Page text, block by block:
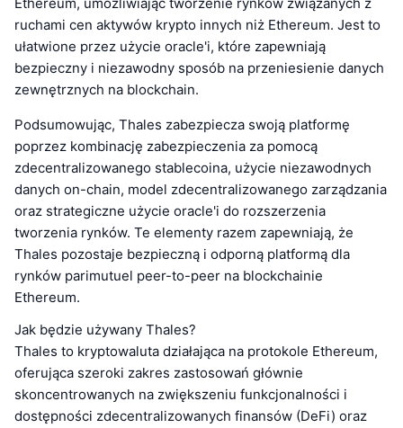
ruchami cen aktywów krypto innych niż Ethereum. Jest to
ułatwione przez użycie oracle'i, które zapewniają
bezpieczny i niezawodny sposób na przeniesienie danych
zewnętrznych na blockchain.
Podsumowując, Thales zabezpiecza swoją platformę
poprzez kombinację zabezpieczenia za pomocą
zdecentralizowanego stablecoina, użycie niezawodnych
danych on-chain, model zdecentralizowanego zarządzania
oraz strategiczne użycie oracle'i do rozszerzenia
tworzenia rynków. Te elementy razem zapewniają, że
Thales pozostaje bezpieczną i odporną platformą dla
rynków parimutuel peer-to-peer na blockchainie
Ethereum.
Jak będzie używany Thales?
Thales to kryptowaluta działająca na protokole Ethereum,
oferująca szeroki zakres zastosowań głównie
skoncentrowanych na zwiększeniu funkcjonalności i
dostępności zdecentralizowanych finansów (DeFi) oraz